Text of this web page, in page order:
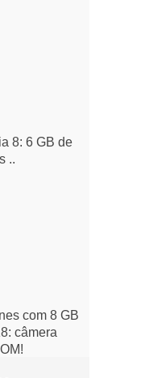
8: 6 GB de
..
com 8 GB
câmera